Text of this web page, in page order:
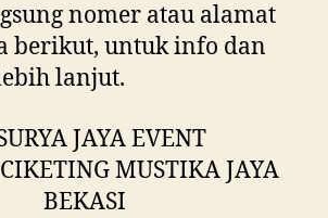
nomer atau alamat
berikut, untuk info dan
lanjut.
JAYA EVENT
MUSTIKA JAYA
BEKASI